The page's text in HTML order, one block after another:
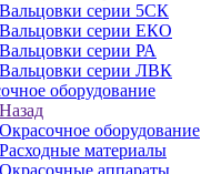
Вальцовки серии 5СК
Вальцовки серии ЕКО
Вальцовки серии РА
Вальцовки серии ЛВК
оборудование
Назад
Окрасочное оборудование
Расходные материалы
Окрасочные аппараты